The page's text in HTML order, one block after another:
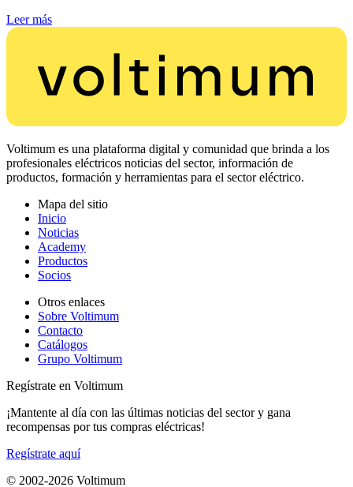
Leer más
Voltimum es una plataforma digital y comunidad que brinda a los
profesionales eléctricos noticias del sector, información de
productos, formación y herramientas para el sector eléctrico.
Mapa del sitio
Inicio
Noticias
Academy
Productos
Socios
Otros enlaces
Sobre Voltimum
Contacto
Catálogos
Grupo Voltimum
Regístrate en Voltimum
¡Mantente al día con las últimas noticias del sector y gana
recompensas por tus compras eléctricas!
Regístrate aquí
© 2002-2026 Voltimum